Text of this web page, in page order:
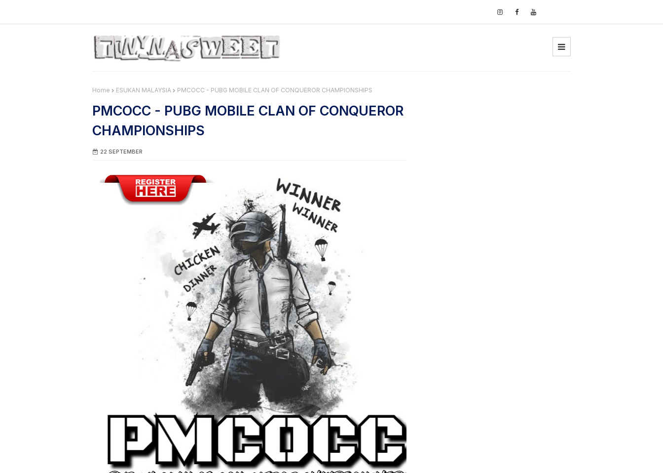
Home ESUKAN MALAYSIA PMCOCC - PUBG MOBILE CLAN OF CONQUEROR CHAMPIONSHIPS
PMCOCC - PUBG MOBILE CLAN OF CONQUEROR
CHAMPIONSHIPS
22 SEPTEMBER